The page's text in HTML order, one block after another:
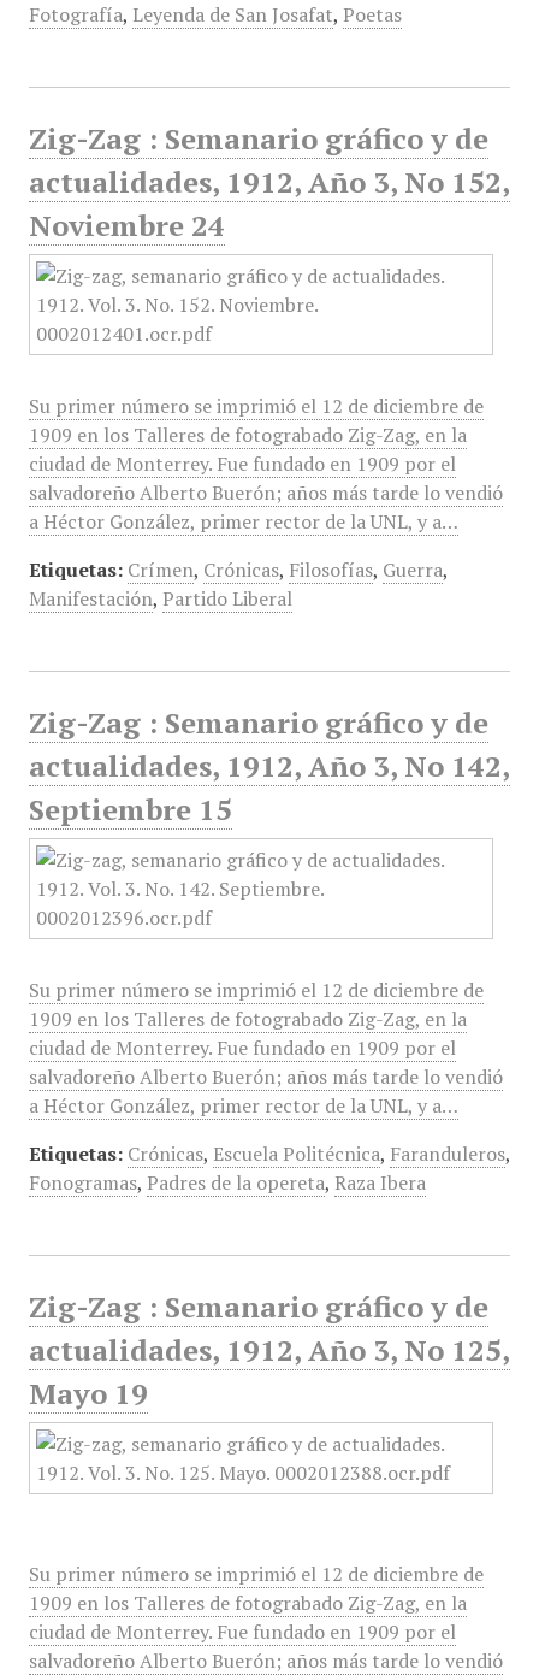
Fotografía, Leyenda de San Josafat, Poetas
Zig-Zag : Semanario gráfico y de
actualidades, 1912, Año 3, No 152,
Noviembre 24
Su primer número se imprimió el 12 de diciembre de
1909 en los Talleres de fotograbado Zig-Zag, en la
ciudad de Monterrey. Fue fundado en 1909 por el
salvadoreño Alberto Buerón; años más tarde lo vendió
a Héctor González, primer rector de la UNL, y a…
Etiquetas: Crímen, Crónicas, Filosofías, Guerra,
Manifestación, Partido Liberal
Zig-Zag : Semanario gráfico y de
actualidades, 1912, Año 3, No 142,
Septiembre 15
Su primer número se imprimió el 12 de diciembre de
1909 en los Talleres de fotograbado Zig-Zag, en la
ciudad de Monterrey. Fue fundado en 1909 por el
salvadoreño Alberto Buerón; años más tarde lo vendió
a Héctor González, primer rector de la UNL, y a…
Etiquetas: Crónicas, Escuela Politécnica, Faranduleros,
Fonogramas, Padres de la opereta, Raza Ibera
Zig-Zag : Semanario gráfico y de
actualidades, 1912, Año 3, No 125,
Mayo 19
Su primer número se imprimió el 12 de diciembre de
1909 en los Talleres de fotograbado Zig-Zag, en la
ciudad de Monterrey. Fue fundado en 1909 por el
salvadoreño Alberto Buerón; años más tarde lo vendió